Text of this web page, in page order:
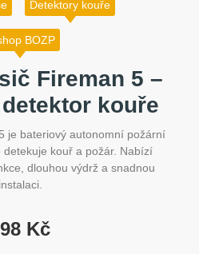
Detektory kouře
BOZP
Fireman 5 –
kouře
je bateriový autonomní požární
detekuje kouř a požár. Nabízí
dlouhou výdrž a snadnou
instalaci.
Kč